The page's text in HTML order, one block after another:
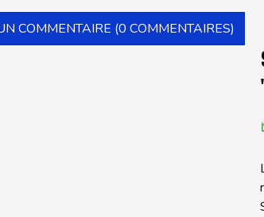
COMMENTAIRE (0 COMMENTAIRES)